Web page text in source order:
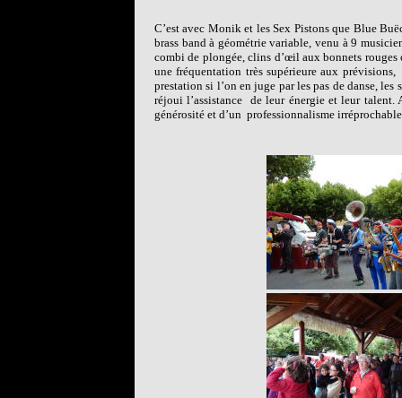
C’est avec Monik et les Sex Pistons que Blue
brass band à géométrie variable, venu à 9
combi de plongée, clins d’œil aux bonnets rouges
une fréquentation très supérieure aux prévisions,
prestation si l’on en juge par les pas de danse,
réjoui l’assistance
de leur énergie et leur talent.
générosité et d’un professionnalisme